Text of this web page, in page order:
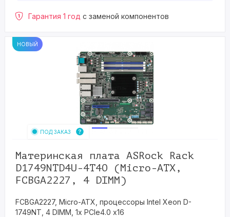
Гарантия 1 год с заменой компонентов
НОВЫЙ
ПОД ЗАКАЗ
Материнская плата ASRock Rack
D1749NTD4U-4T4O (Micro-ATX,
FCBGA2227, 4 DIMM)
FCBGA2227, Micro-ATX, процессоры Intel Xeon D-
1749NT, 4 DIMM, 1x PCIe4.0 x16